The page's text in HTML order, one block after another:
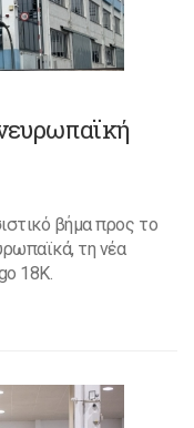
βήμα προς το
τη νέα
18K.